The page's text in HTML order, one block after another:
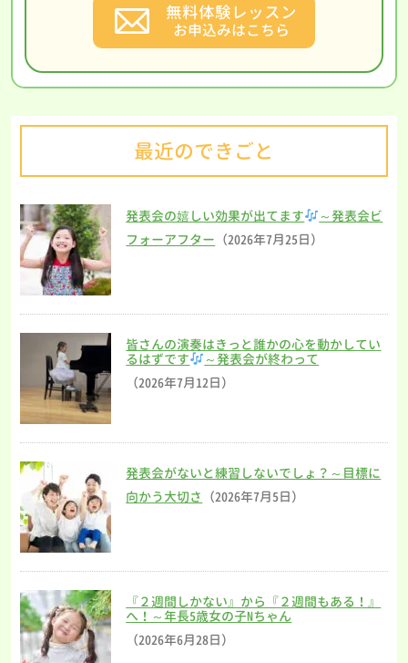
無料体験レッスン
お申込みはこちら
最近のできごと
発表会の嬉しい効果が出てます
～発表会ビ
フォーアフター （2026年7月25日）
皆さんの演奏はきっと誰かの心を動かしてい
るはずです
～発表会が終わって
（2026年7月12日）
発表会がないと練習しないでしょ？～目標に
向かう大切さ （2026年7月5日）
『２週間しかない』から『２週間もある！』
へ！～年長5歳女の子Nちゃん
（2026年6月28日）